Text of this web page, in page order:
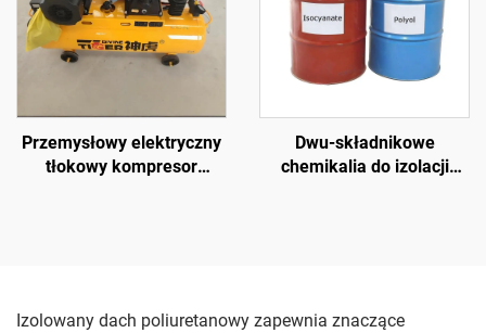
Przemysłowy elektryczny
tłokowy kompresor
Dwu-składnikowe
chemikalia do izolacji
Izolowany dach poliuretanowy zapewnia znaczące